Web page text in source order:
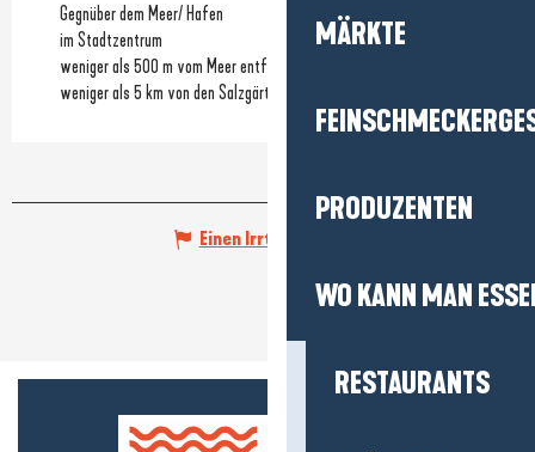
MÄRKTE
PRODUZENTEN
WO KANN MAN
RESTAURANTS
Gegnüber dem Meer/ Hafen
im Stadtzentrum
weniger als 500 m vom Meer entfernt
weniger als 5 km von den Salzgärten entfernt
Einen Irrtum angeben